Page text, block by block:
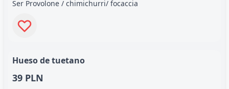
Ser Provolone / chimichurri/ focaccia
Hueso de tuetano
39 PLN